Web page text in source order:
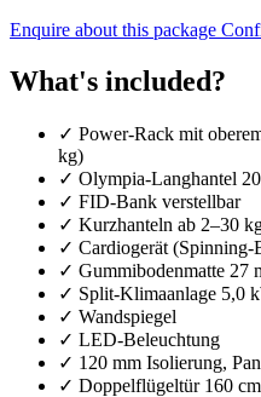
Enquire about this package
What's included?
✓ Power-Rack mit
kg)
✓ Olympia-Langhantel
✓ FID-Bank verstellbar
✓ Kurzhanteln ab 2–30
✓ Cardiogerät (Spinning-
✓ Gummibodenmatte 27
✓ Split-Klimaanlage 5,0
✓ Wandspiegel
✓ LED-Beleuchtung
✓ 120 mm Isolierung,
✓ Doppelflügeltür 160 cm